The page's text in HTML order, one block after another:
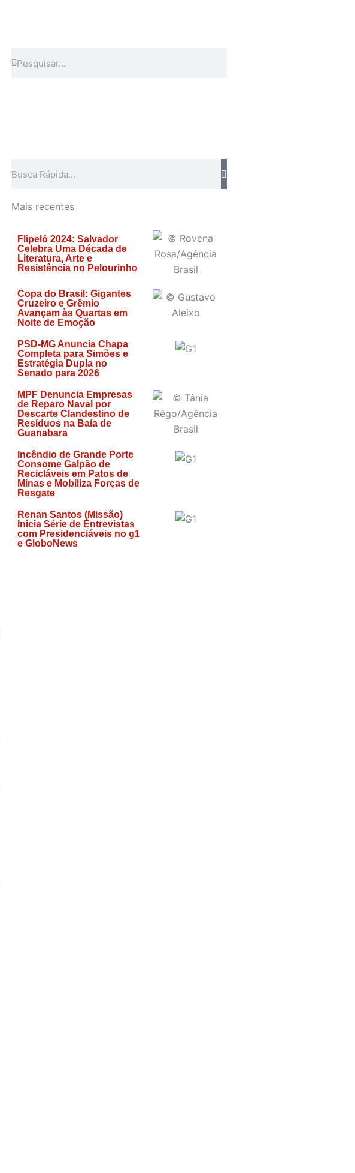
Mais recentes
Flipelô 2024: Salvador
Celebra Uma Década de
Literatura, Arte e
Resistência no Pelourinho
Copa do Brasil: Gigantes
Cruzeiro e Grêmio
Avançam às Quartas em
Noite de Emoção
PSD-MG Anuncia Chapa
Completa para Simões e
Estratégia Dupla no
Senado para 2026
MPF Denuncia Empresas
de Reparo Naval por
Descarte Clandestino de
Resíduos na Baía de
Guanabara
Incêndio de Grande Porte
Consome Galpão de
Recicláveis em Patos de
Minas e Mobiliza Forças de
Resgate
Renan Santos (Missão)
Inicia Série de Entrevistas
com Presidenciáveis no g1
e GloboNews